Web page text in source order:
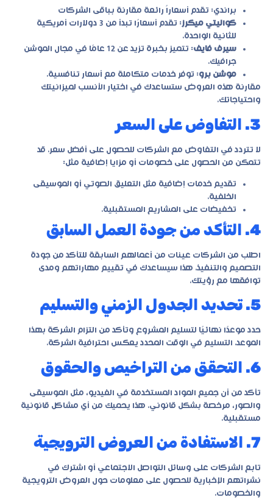
براندي: تقدم أسعاراً رائعة مقارنة بباقى الشركات
كواليتي ميكرز
: تقدم أسعارًا تبدأ من 3 دولارات أمريكية
للثانية الواحدة.
سيرف فايف
: تتميز بخبرة تزيد عن 12 عامًا في مجال الموشن
جرافيك.
موشن برو: توفر خدمات متكاملة مع أسعار تنافسية.
مقارنة هذه العروض ستساعدك في اختيار الأنسب لميزانيتك
واحتياجاتك.
3. التفاوض على السعر
لا تتردد في التفاوض مع الشركات للحصول على أفضل سعر. قد
تتمكن من الحصول على خصومات أو مزايا إضافية مثل:
تقديم خدمات إضافية مثل التعليق الصوتي أو الموسيقى
الخلفية.
تخفيضات على المشاريع المستقبلية.
4. التأكد من جودة العمل السابق
اطلب من الشركات عينات من أعمالهم السابقة للتأكد من جودة
التصميم والتنفيذ. هذا سيساعدك في تقييم مهاراتهم ومدى
توافقها مع رؤيتك.
5. تحديد الجدول الزمني والتسليم
حدد موعدًا نهائيًا لتسليم المشروع وتأكد من التزام الشركة بهذا
الموعد. التسليم في الوقت المحدد يعكس احترافية الشركة.
6. التحقق من التراخيص والحقوق
تأكد من أن جميع المواد المستخدمة في الفيديو، مثل الموسيقى
والصور، مرخصة بشكل قانوني. هذا يحميك من أي مشاكل قانونية
مستقبلية.
7. الاستفادة من العروض الترويجية
تابع الشركات على وسائل التواصل الاجتماعي أو اشترك في
نشراتهم الإخبارية للحصول على معلومات حول العروض الترويجية
والخصومات.